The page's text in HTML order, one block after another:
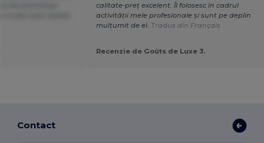
calitate-preț excelent. Îl folosesc în cadrul
activității mele profesionale și sunt pe deplin
mulțumit de el. Tradus din Français
Recenzie de Goûts de Luxe 3.
Contact